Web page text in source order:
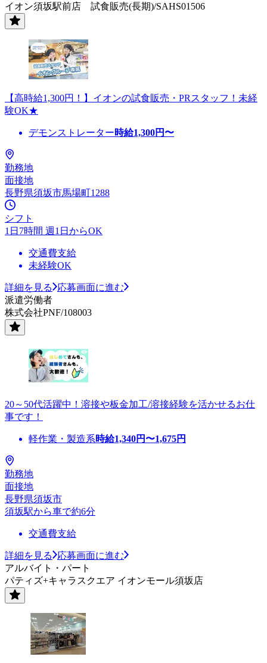
イオン須坂駅前店 試食販売(長期)/SAHS01506
【高時給1,300円！】イオンの試食販売・PRスタッフ！未経
験OK★
デモンストレーター時給1,300円〜
勤務地
面接地
長野県須坂市馬場町1288
シフト
1日7時間 週1日からOK
交通費支給
未経験OK
詳細を見る
応募画面に進む
派遣労働者
株式会社PNF/108003
20～50代活躍中！溶接や板金加工/溶接経験を活かせるお仕
事です！
軽作業・製造系時給1,340円〜1,675円
勤務地
面接地
長野県須坂市
須坂駅から車で約6分
交通費支給
詳細を見る
応募画面に進む
アルバイト・パート
パティズ+キャラスクエア イオンモール須坂店